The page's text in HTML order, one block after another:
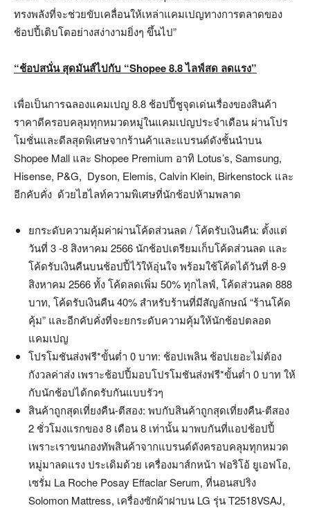
ทรงพลังที่จะช่วยขับเคลื่อนให้เหล่าแคมเปญทางการตลาดของ
ช้อปปี้เติบโตอย่างสง่างามยิ่งๆ ขึ้นไป”
“ช้อปสนั่น สุดมันส์ไปกับ “Shopee 8.8ไลฟ์สด ลดแรง”
เพื่อเป็นการฉลองแคมเปญ 8.8 ช้อปปี้ชูจุดเด่นเรื่องของสินค้า
ราคาดีครอบคลุมทุกหมวดหมู่ในแคมเปญประจำเดือน ผ่านโปร
โมชั่นและดีลสุดพิเศษจากร้านค้าและแบรนด์ดังชั้นนำบน
Shopee Mall และ Shopee Premium อาทิ Lotus’s, Samsung,
Hisense, P&G, Dyson, Elemis, Calvin Klein, Birkenstock และ
อีกคับคั่ง ด้วยไฮไลท์ความพิเศษที่นักช้อปห้ามพลาด
ยกระดับความคุ้มค่าผ่านโค้ดส่วนลด / โค้ดรับเงินคืน: ตั้งแต่
วันที่ 3 -8 สิงหาคม 2566 นักช้อปเตรียมเก็บโค้ดส่วนลด และ
โค้ดรับเงินคืนบนช้อปปี้ไว้ให้อุ่นใจ พร้อมใช้โค้ดได้วันที่ 8-9
สิงหาคม 2566 ทั้ง โค้ดลดเพิ่ม 50% ทุกไลฟ์, โค้ดส่วนลด 888
บาท, โค้ดรับเงินคืน 40% สำหรับร้านที่มีสัญลักษณ์ “ร้านโค้ด
คุ้ม” และอีกคับคั่งที่จะยกระดับความคุ้มให้นักช้อปตลอด
แคมเปญ
โปรโมชันส่งฟรี*ขั้นต่ำ 0 บาท: ช้อปเพลิน ช้อปเยอะไม่ต้อง
กังวลค่าส่ง เพราะช้อปปี้มอบโปรโมชันส่งฟรี*ขั้นต่ำ 0 บาท ให้
กับนักช้อปได้กดรับกันแบบรัวๆ
สินค้าถูกสุดเที่ยงคืน-ตีสอง: พบกับสินค้าถูกสุดเที่ยงคืน-ตีสอง
2 ชั่วโมงแรกของ 8 เดือน 8 เท่านั้น มาพบกันที่แอปช้อปปี้
เพราะเราขนกองทัพสินค้าจากแบรนด์ดังครอบคลุมทุกหมวด
หมู่มาลดแรง ประเดิมด้วย เครื่องมาส์กหน้า ฟอริโอ้ ยูเอฟโอ,
เซรั่ม La Roche Posay Effaclar Serum, ที่นอนสปริง
Solomon Mattress, เครื่องซักผ้าฝาบน LG รุ่น T2518VSAJ,